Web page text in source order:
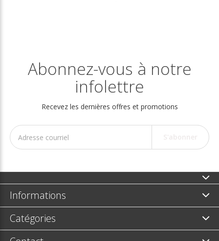
Abonnez-vous à notre
infolettre
Recevez les dernières offres et promotions
Informations
Catégories